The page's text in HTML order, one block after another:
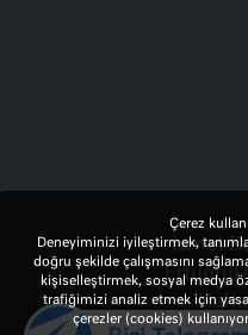
İsmet
Ertuğrul
Çerez
Deneyiminizi iyileştirmek,
doğru şekilde çalışmasını
kişiselleştirmek, sosyal medya
trafiğimizi analiz etmek için
çerezler (cookies)